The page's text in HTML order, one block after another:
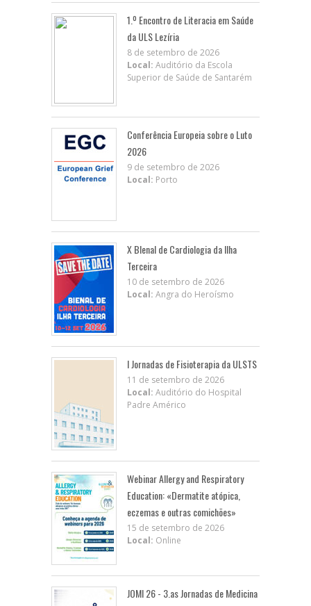
1.º Encontro de Literacia em Saúde
da ULS Lezíria
8 de setembro de 2026
Local: Auditório da Escola
Superior de Saúde de Santarém
Conferência Europeia sobre o Luto
2026
9 de setembro de 2026
Local: Porto
X BIenal de Cardiologia da Ilha
Terceira
10 de setembro de 2026
Local: Angra do Heroísmo
I Jornadas de Fisioterapia da ULSTS
11 de setembro de 2026
Local: Auditório do Hospital
Padre Américo
Webinar Allergy and Respiratory
Education: «Dermatite atópica,
eczemas e outras comichões»
15 de setembro de 2026
Local: Online
JOMI 26 - 3.as Jornadas de Medicina